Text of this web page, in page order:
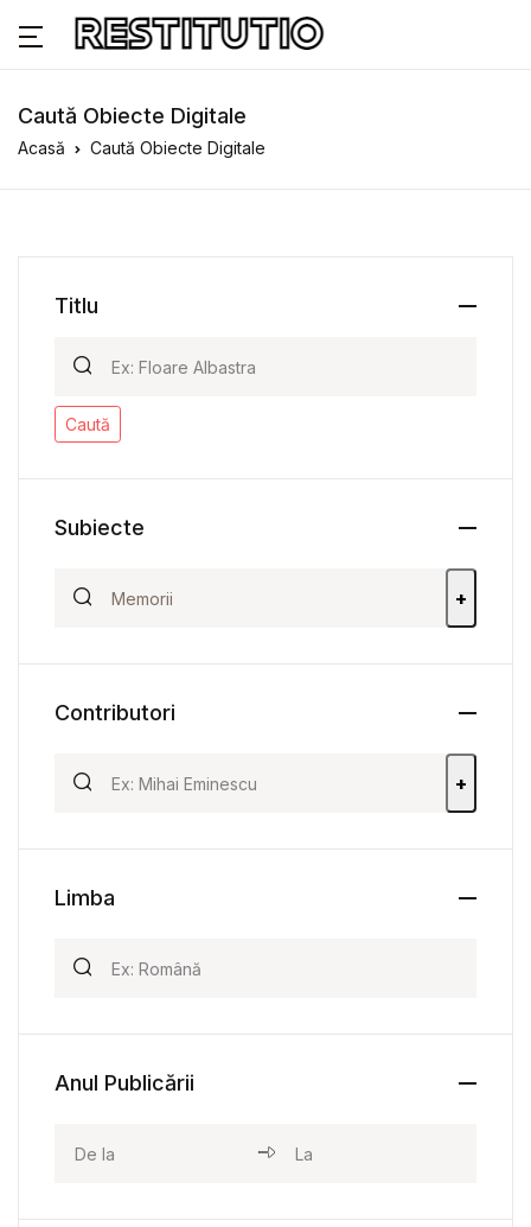
Caută Obiecte Digitale
Acasă Caută Obiecte Digitale
Titlu
Caută
Subiecte
+
Contributori
+
Limba
Anul Publicării